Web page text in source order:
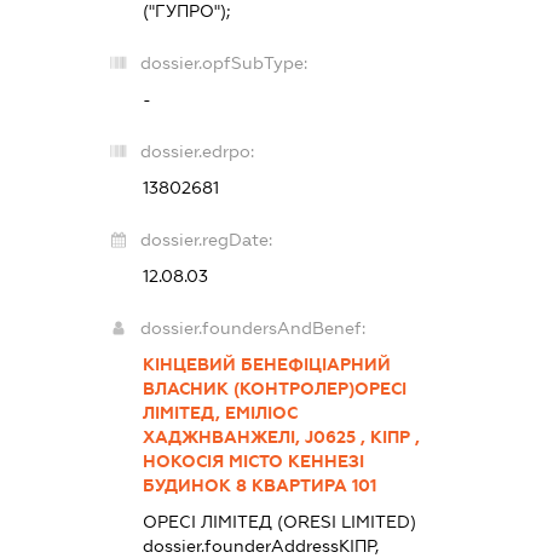
("ГУПРО");
dossier.opfSubType:
-
dossier.edrpo:
13802681
dossier.regDate:
12.08.03
dossier.foundersAndBenef:
КІНЦЕВИЙ БЕНЕФІЦІАРНИЙ
ВЛАСНИК (КОНТРОЛЕР)ОРЕСІ
ЛІМІТЕД, ЕМІЛІОС
ХАДЖНВАНЖЕЛІ, J0625 , КІПР ,
НОКОСІЯ МІСТО КЕННЕЗІ
БУДИНОК 8 КВАРТИРА 101
ОРЕСІ ЛІМІТЕД (ORESI LIMITED)
dossier.founderAddressКІПР,